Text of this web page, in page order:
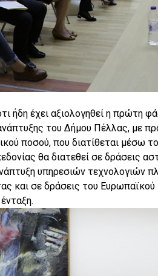
ήδη έχει αξιολογηθεί η πρώτη
του Δήμου Πέλλας, με
ποσού, που διατίθεται μέσω
θα διατεθεί σε δράσεις
υπηρεσιών τεχνολογιών
και σε δράσεις του